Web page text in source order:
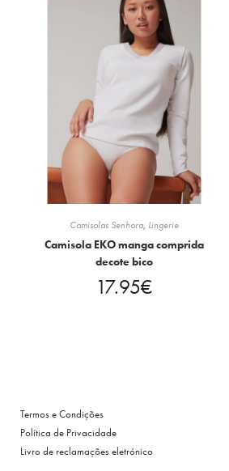
Camisolas Senhora, Lingerie
Camisola EKO manga comprida
decote bico
17.95€
Termos e Condições
Política de Privacidade
Livro de reclamações eletrónico